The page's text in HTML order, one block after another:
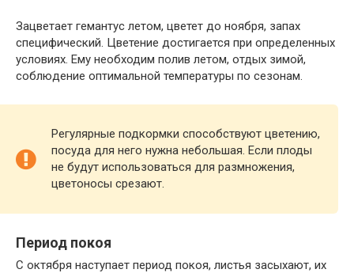
Зацветает гемантус летом, цветет до ноября, запах
специфический. Цветение достигается при определенных
условиях. Ему необходим полив летом, отдых зимой,
соблюдение оптимальной температуры по сезонам.
Регулярные подкормки способствуют цветению,
посуда для него нужна небольшая. Если плоды
не будут использоваться для размножения,
цветоносы срезают.
Период покоя
С октября наступает период покоя, листья засыхают, их